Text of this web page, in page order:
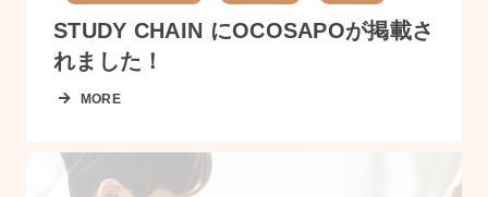
STUDY CHAIN にOCOSAPOが掲載さ
れました！
MORE